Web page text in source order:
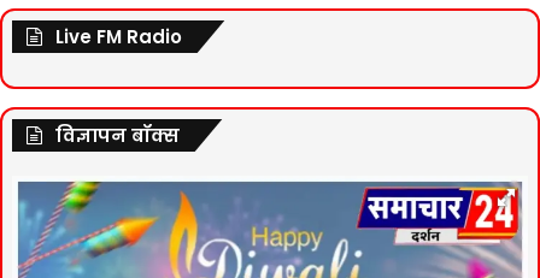
Live FM Radio
विज्ञापन बॉक्स